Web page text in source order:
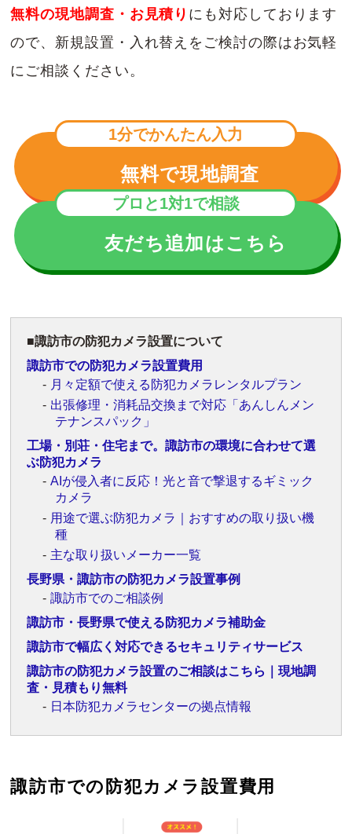
無料の現地調査・お見積り にも対応しております
ので、新規設置・入れ替えをご検討の際はお気軽
にご相談ください。
1分でかんたん入力
無料で現地調査
プロと1対1で相談
友だち追加はこちら
諏訪市の防犯カメラ設置について
諏訪市での防犯カメラ設置費用
月々定額で使える防犯カメラレンタルプラン
出張修理・消耗品交換まで対応「あんしんメン
テナンスパック」
工場・別荘・住宅まで。諏訪市の環境に合わせて選
ぶ防犯カメラ
AIが侵入者に反応！光と音で撃退するギミック
カメラ
用途で選ぶ防犯カメラ｜おすすめの取り扱い機
種
主な取り扱いメーカー一覧
長野県・諏訪市の防犯カメラ設置事例
諏訪市でのご相談例
諏訪市・長野県で使える防犯カメラ補助金
諏訪市で幅広く対応できるセキュリティサービス
諏訪市の防犯カメラ設置のご相談はこちら｜現地調
査・見積もり無料
日本防犯カメラセンターの拠点情報
諏訪市での防犯カメラ設置費用